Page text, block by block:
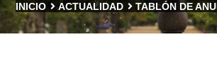
INICIO ACTUALIDAD TABLÓN DE